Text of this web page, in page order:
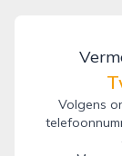
Volgens